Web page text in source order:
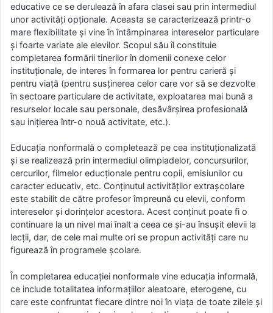
educative ce se derulează în afara clasei sau prin intermediul
unor activităţi opţionale. Aceasta se caracterizează printr-o
mare flexibilitate şi vine în întâmpinarea intereselor particulare
și foarte variate ale elevilor. Scopul său îl constituie
completarea formării tinerilor în domenii conexe celor
instituționale, de interes în formarea lor pentru carieră și
pentru viață (pentru susţinerea celor care vor să se dezvolte
în sectoare particulare de activitate, exploatarea mai bună a
resurselor locale sau personale, desăvârşirea profesională
sau iniţierea într-o nouă activitate, etc.).
Educaţia nonformală o completează pe cea instituţionalizată
și se realizează prin intermediul olimpiadelor, concursurilor,
cercurilor, filmelor educționale pentru copii, emisiunilor cu
caracter educativ, etc. Conţinutul activităţilor extraşcolare
este stabilit de către profesor împreună cu elevii, conform
intereselor şi dorinţelor acestora. Acest conţinut poate fi o
continuare la un nivel mai înalt a ceea ce şi-au însuşit elevii la
lecţii, dar, de cele mai multe ori se propun activităţi care nu
figurează în programele şcolare.
În completarea educației nonformale vine educaţia informală,
ce include totalitatea informaţiilor aleatoare, eterogene, cu
care este confruntat fiecare dintre noi în viața de toate zilele şi